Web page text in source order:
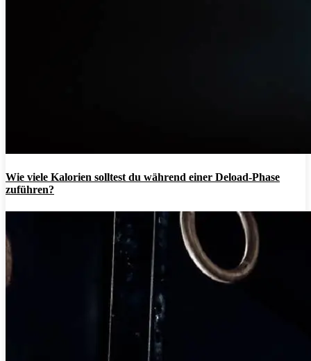
Wie viele Kalorien solltest du während einer Deload-Phase
zuführen?